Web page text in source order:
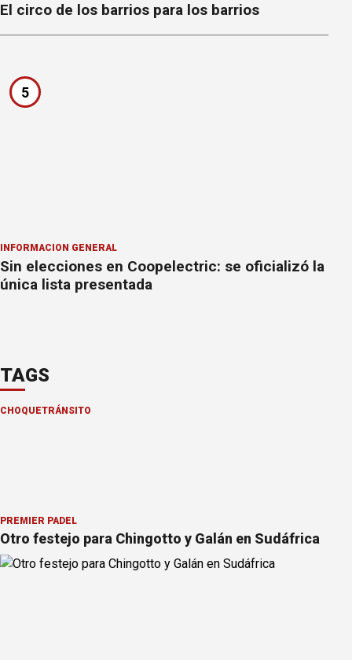
El circo de los barrios para los barrios
5
INFORMACION GENERAL
Sin elecciones en Coopelectric: se oficializó la
única lista presentada
TAGS
CHOQUETRÁNSITO
PREMIER PÁDEL
Otro festejo para Chingotto y Galán en Sudáfrica